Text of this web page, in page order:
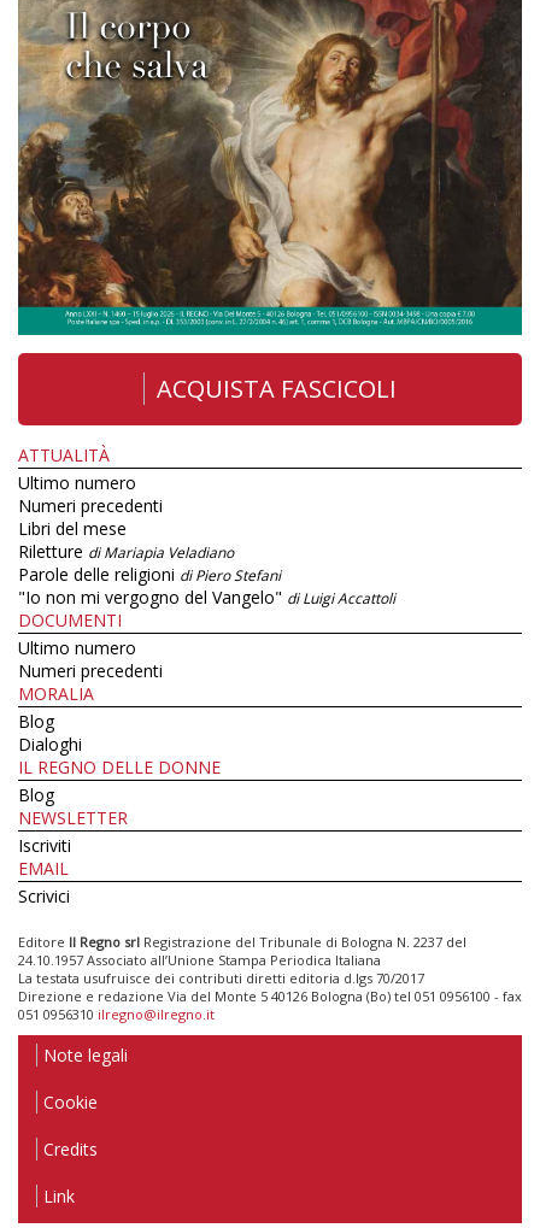
ACQUISTA FASCICOLI
ATTUALITÀ
Ultimo numero
Numeri precedenti
Libri del mese
Riletture di Mariapia Veladiano
Parole delle religioni di Piero Stefani
"Io non mi vergogno del Vangelo" di Luigi Accattoli
DOCUMENTI
Ultimo numero
Numeri precedenti
MORALIA
Blog
Dialoghi
IL REGNO DELLE DONNE
Blog
NEWSLETTER
Iscriviti
EMAIL
Scrivici
Editore Il Regno srl Registrazione del Tribunale di Bologna N. 2237 del
24.10.1957 Associato all’Unione Stampa Periodica Italiana
La testata usufruisce dei contributi diretti editoria d.lgs 70/2017
Direzione e redazione Via del Monte 5 40126 Bologna (Bo) tel 051 0956100 - fax
051 0956310 ilregno@ilregno.it
Note legali
Cookie
Credits
Link